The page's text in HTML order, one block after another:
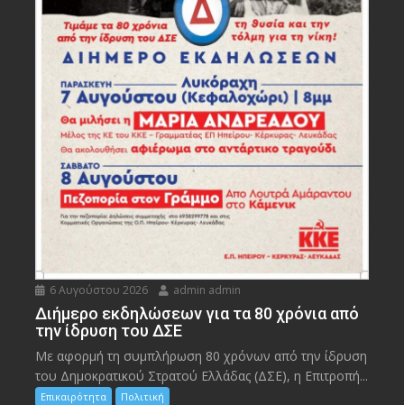
6 Αυγούστου 2026 admin admin
Διήμερο εκδηλώσεων για τα 80 χρόνια από
την ίδρυση του ΔΣΕ
Με αφορμή τη συμπλήρωση 80 χρόνων από την ίδρυση
του Δημοκρατικού Στρατού Ελλάδας (ΔΣΕ), η Επιτροπή...
Επικαιρότητα Πολιτική